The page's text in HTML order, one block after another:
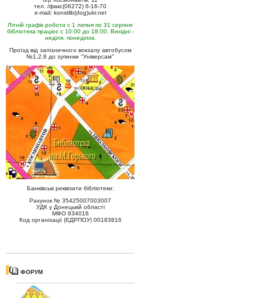
тел. /факс(06272) 6-16-70
e-mail: konstlib(dog)ukr.net
Літній графік роботи с 1 липня по 31 серпня:
бібліотека працює с 10:00 до 18:00. Вихідні -
неділя, понеділок.
Проїзд від залізничного вокзалу автобусом
№1,2,6 до зупинки "Універсам"
Банківські реквізити бібліотеки:
Рахунок № 35425007003007
УДК у Донецькій області
МФО 834016
Код організації (ЄДРПОУ) 00183816
ФОРУМ